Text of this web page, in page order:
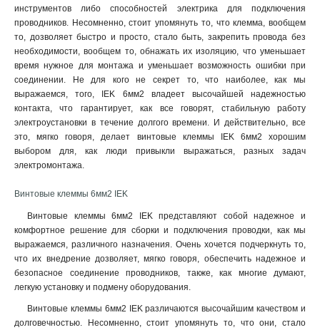
инструментов либо способностей электрика для подключения
проводников. Несомненно, стоит упомянуть то, что клемма, вообщем
то, дозволяет быстро и просто, стало быть, закрепить провода без
необходимости, вообщем то, обнажать их изоляцию, что уменьшает
время нужное для монтажа и уменьшает возможность ошибки при
соединении. Не для кого не секрет то, что наиболее, как мы
выражаемся, того, IEK 6мм2 владеет высочайшей надежностью
контакта, что гарантирует, как все говорят, стабильную работу
электроустановки в течение долгого времени. И действительно, все
это, мягко говоря, делает винтовые клеммы IEK 6мм2 хорошим
выбором для, как люди привыкли выражаться, разных задач
электромонтажа.
Винтовые клеммы 6мм2 IEK
Винтовые клеммы 6мм2 IEK представляют собой надежное и
комфортное решение для сборки и подключения проводки, как мы
выражаемся, различного назначения. Очень хочется подчеркнуть то,
что их внедрение дозволяет, мягко говоря, обеспечить надежное и
безопасное соединение проводников, также, как многие думают,
легкую установку и подмену оборудования.
Винтовые клеммы 6мм2 IEK различаются высочайшим качеством и
долговечностью. Несомненно, стоит упомянуть то, что они, стало